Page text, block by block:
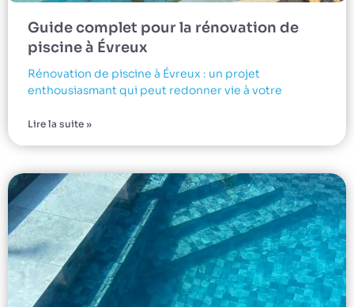
Guide complet pour la rénovation de
piscine à Évreux
Rénovation de piscine à Évreux : un projet
enthousiasmant qui peut redonner vie à votre
Lire la suite »